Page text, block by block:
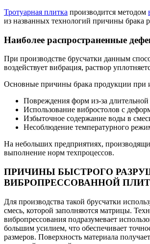
Тротуарная плитка производится методом
из названных технологий причины брака
Наиболее распространенные
При производстве брусчатки данным
воздействует вибрация, раствор
Основные причины брака продукции при
Повреждения форм из-за
Использование вибростолов с
Избыточное содержание воды в
Несоблюдение температурного
На небольших предприятиях,
выполнение норм техпроцессов.
ПРИЧИНЫ БЫСТРОГО
ВИБРОПРЕССОВАННОЙ
Для производства такой брусчатки
смесь, которой заполняются матрицы.
вибропрессования подразумевает
большим усилием, что обеспечивает
размеров. Поверхность материала